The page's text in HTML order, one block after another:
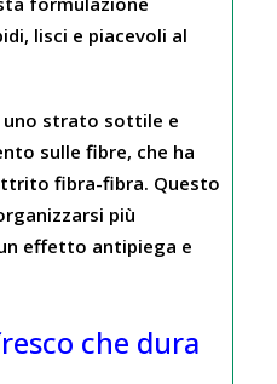
lisci e piacevoli al
strato sottile e
sulle fibre, che ha
fibra-fibra. Questo
più
effetto antipiega e
che dura